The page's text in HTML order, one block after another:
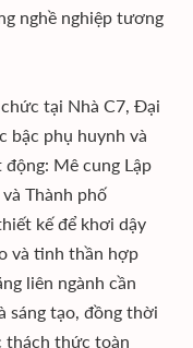
nghề nghiệp tương
tại Nhà C7, Đại
bậc phụ huynh và
Mê cung Lập
Thành phố
kế để khơi dậy
và tinh thần hợp
liên ngành cần
sáng tạo, đồng thời
thách thức toàn